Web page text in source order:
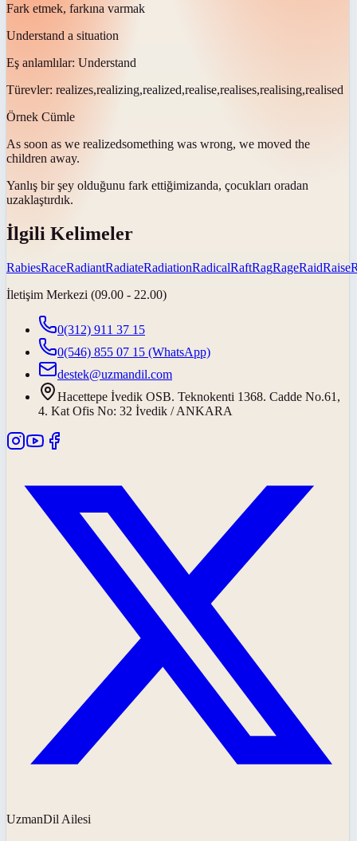
Fark etmek, farkına varmak
Understand a situation
Eş anlamlılar: Understand
Türevler: realizes,realizing,realized,realise,realises,realising,realised
Örnek Cümle
As soon as we realizedsomething was wrong, we moved the
children away.
Yanlış bir şey olduğunu fark ettiğimizanda, çocukları oradan
uzaklaştırdık.
İlgili Kelimeler
RabiesRaceRadiantRadiateRadiationRadicalRaftRagRageRaidRaise
İletişim Merkezi (09.00 - 22.00)
0(312) 911 37 15
0(546) 855 07 15 (WhatsApp)
destek@uzmandil.com
Hacettepe İvedik OSB. Teknokenti 1368. Cadde No.61,
4. Kat Ofis No: 32 İvedik / ANKARA
UzmanDil Ailesi